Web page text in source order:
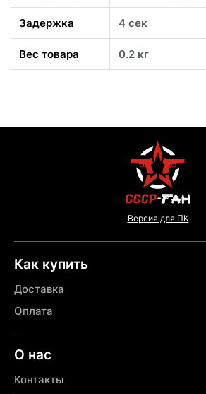
Задержка 4 сек
Вес товара 0.2 кг
Версия для ПК
Как купить
Доставка
Оплата
О нас
Контакты